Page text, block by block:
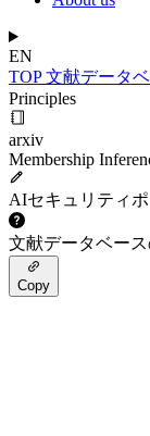
EN
TOP文献データ
Principles
arxiv
Membership
AIセキュリティ
文献データベー
Copy